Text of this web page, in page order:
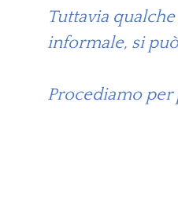
Tuttavia
informale, si
Procediamo per